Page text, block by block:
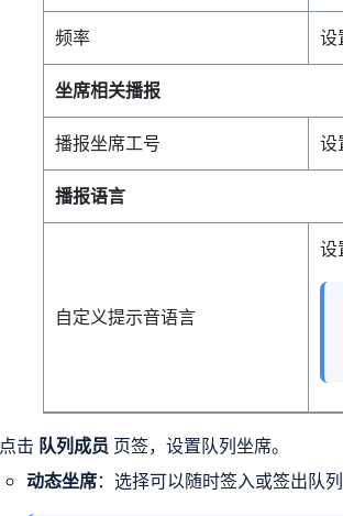
频率 设
坐席相关播报
播报坐席工号 设
播报语言
自定义提示音语言
设
点击 队列成员 页签，设置队列坐席。
动态坐席：选择可以随时签入或签出队